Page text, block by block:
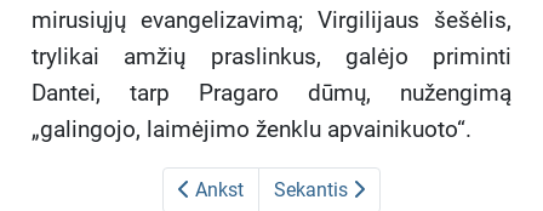
mirusiųjų evangelizavimą; Virgilijaus šešėlis,
trylikai amžių praslinkus, galėjo priminti
Dantei, tarp Pragaro dūmų, nužengimą
„galingojo, laimėjimo ženklu apvainikuoto“.
Ankst Sekantis